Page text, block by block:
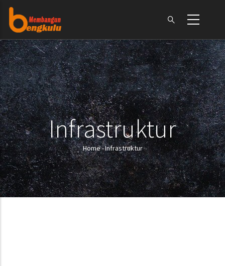
Skip
main
content
Infrastruktur
Breadcrumb
Home-Infrastruktur